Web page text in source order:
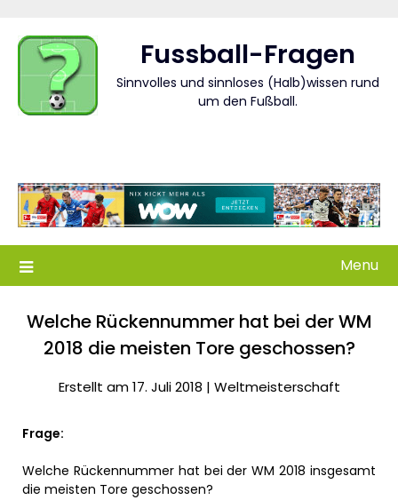
content
Fussball-Fragen
Sinnvolles und sinnloses (Halb)wissen rund
um den Fußball.
Menu
Welche Rückennummer hat bei der WM
2018 die meisten Tore geschossen?
Erstellt am 17. Juli 2018 | Weltmeisterschaft
Frage:
Welche Rückennummer hat bei der WM 2018 insgesamt
die meisten Tore geschossen?